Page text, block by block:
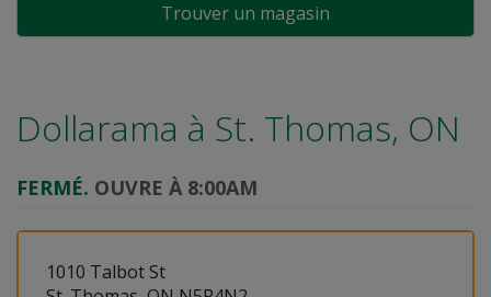
Trouver un magasin
Dollarama à St. Thomas, ON
FERMÉ. OUVRE À 8:00AM
1010 Talbot St